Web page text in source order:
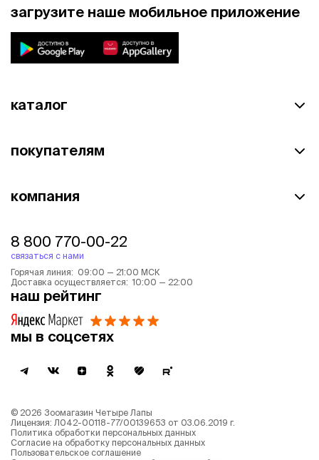
загрузите наше мобильное приложение
каталог
покупателям
компания
8 800 770-00-22
связаться с нами
Горячая линия: 09:00 — 21:00 МСК
Доставка осуществляется: 10:00 — 22:00
наш рейтинг
мы в соцсетях
© 2026 Зоомагазин Четыре Лапы
Лицензия: Л042-00118-77/00139653 от 03.06.2019 г.
Политика обработки персональных данных
Согласие на обработку персональных данных
Пользовательское соглашение